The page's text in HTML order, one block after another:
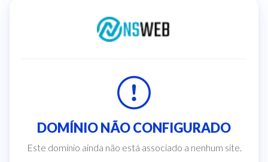
DOMÍNIO NÃO CONFIGURADO
Este domínio ainda não está associado a nenhum site.